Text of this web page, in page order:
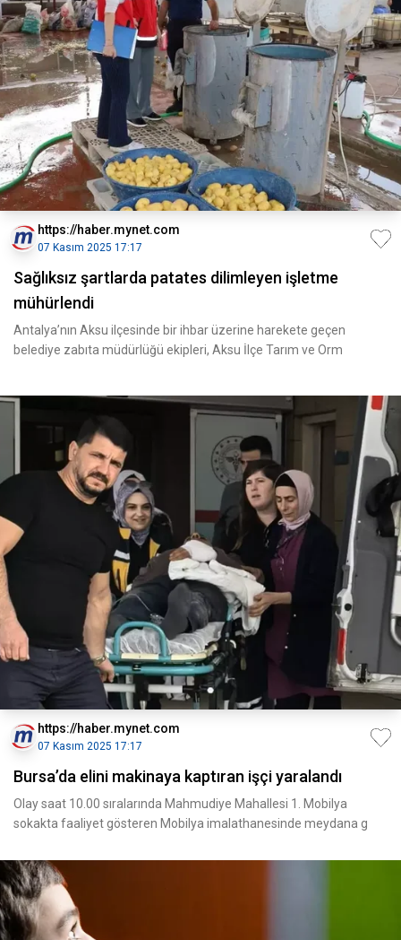
https://haber.mynet.com
07 Kasım 2025 17:17
Sağlıksız şartlarda patates dilimleyen işletme
mühürlendi
Antalya’nın Aksu ilçesinde bir ihbar üzerine harekete geçen
belediye zabıta müdürlüğü ekipleri, Aksu İlçe Tarım ve Orm
https://haber.mynet.com
07 Kasım 2025 17:17
Bursa’da elini makinaya kaptıran işçi yaralandı
Olay saat 10.00 sıralarında Mahmudiye Mahallesi 1. Mobilya
sokakta faaliyet gösteren Mobilya imalathanesinde meydana g